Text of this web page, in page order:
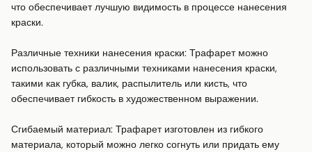
что обеспечивает лучшую видимость в процессе нанесения
краски.
Различные техники нанесения краски: Трафарет можно
использовать с различными техниками нанесения краски,
такими как губка, валик, распылитель или кисть, что
обеспечивает гибкость в художественном выражении.
Сгибаемый материал: Трафарет изготовлен из гибкого
материала, который можно легко согнуть или придать ему